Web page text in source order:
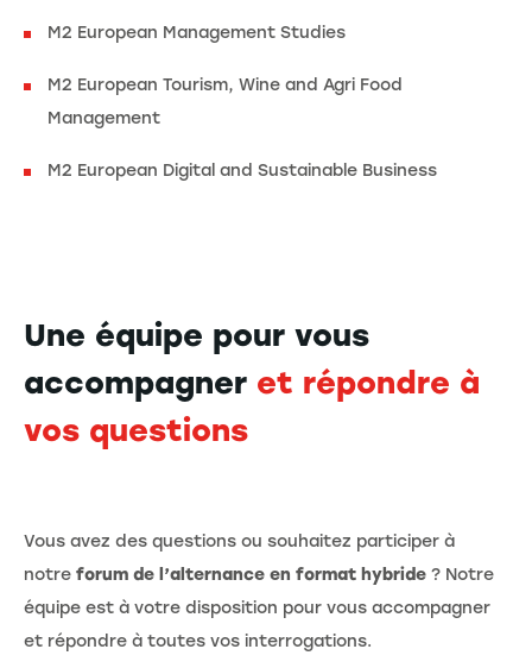
M2 European Management Studies
M2 European Tourism, Wine and Agri Food
Management
M2 European Digital and Sustainable Business
Une équipe pour vous
accompagner et répondre à
vos questions
Vous avez des questions ou souhaitez participer à
notre forum de l’alternance en format hybride ? Notre
équipe est à votre disposition pour vous accompagner
et répondre à toutes vos interrogations.